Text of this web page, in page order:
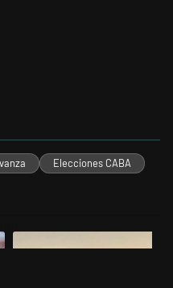
Elecciones CABA
"Milei despidió a Jorge Messi
Un artículo de tendencia con el